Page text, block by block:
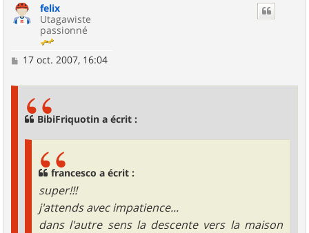
felix
Utagawiste
passionné
M17 oct. 2007, 16:04
BibiFriquotin a écrit :
francesco a écrit :
super!!!
j'attends avec impatience...
dans l'autre sens la descente vers la maison